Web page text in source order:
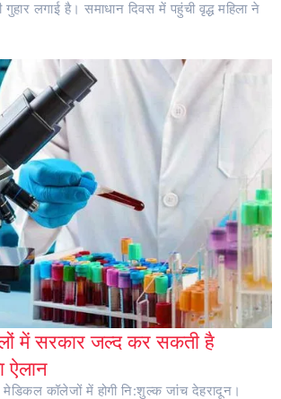
गुहार लगाई है। समाधान दिवस में पहुंची वृद्ध महिला ने
में सरकार जल्द कर सकती है
ऐलान
कॉलेजों में होगी नि:शुल्क जांच देहरादून।